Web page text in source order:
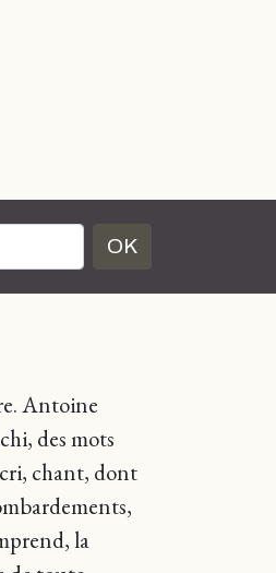
OK
Antoine
des mots
cri, chant, dont
la